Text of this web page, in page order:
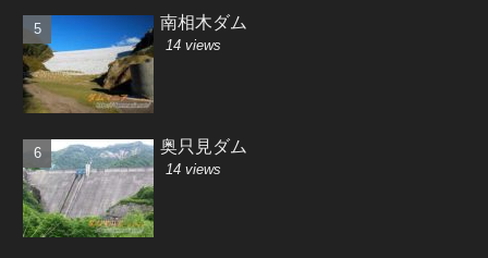
南相木ダム
14 views
奥只見ダム
14 views